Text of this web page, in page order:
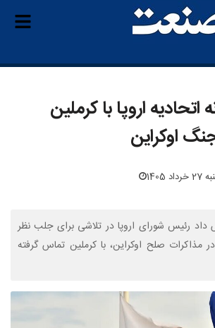
اروپا با کرملین
اوکراین
1405
داد رئیس شورای اروپا در تلاشی برای جلب نظر
مذاکرات صلح اوکراین، با کرملین تماس گرفته